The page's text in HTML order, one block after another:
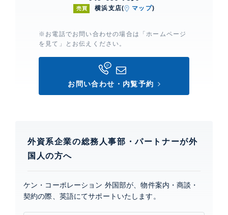
売買 横浜支店( マップ)
※お電話でお問い合わせの場合は「ホームページ
を見て」とお伝えください。
お問い合わせ・内覧予約
外資系企業の総務人事部・パートナーが外
国人の方へ
ケン・コーポレーション 外国部が、物件案内・商談・
契約の際、英語にてサポートいたします。